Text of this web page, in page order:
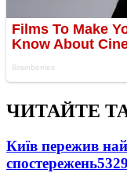
ЧИТАЙТЕ
Київ пережив
спостережень5329